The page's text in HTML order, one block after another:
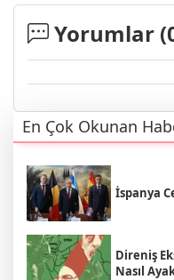
Yorumlar (
En Çok Okunan
İspanya
Direniş
Nasıl